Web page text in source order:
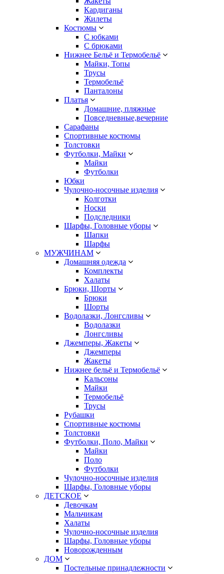
Кардиганы
Жилеты
Костюмы
С юбками
С брюками
Нижнее Бельё и Термобельё
Майки, Топы
Трусы
Термобельё
Панталоны
Платья
Домашние, пляжные
Повседневные,вечерние
Сарафаны
Спортивные костюмы
Толстовки
Футболки, Майки
Майки
Футболки
Юбки
Чулочно-носочные изделия
Колготки
Носки
Подследники
Шарфы, Головные уборы
Шапки
Шарфы
МУЖЧИНАМ
Домашняя одежда
Комплекты
Халаты
Брюки, Шорты
Брюки
Шорты
Водолазки, Лонгсливы
Водолазки
Лонгсливы
Джемперы, Жакеты
Джемперы
Жакеты
Нижнее бельё и Термобельё
Кальсоны
Майки
Термобельё
Трусы
Рубашки
Спортивные костюмы
Толстовки
Футболки, Поло, Майки
Майки
Поло
Футболки
Чулочно-носочные изделия
Шарфы, Головные уборы
ДЕТСКОЕ
Девочкам
Мальчикам
Халаты
Чулочно-носочные изделия
Шарфы, Головные уборы
Новорожденным
ДОМ
Постельные принадлежности